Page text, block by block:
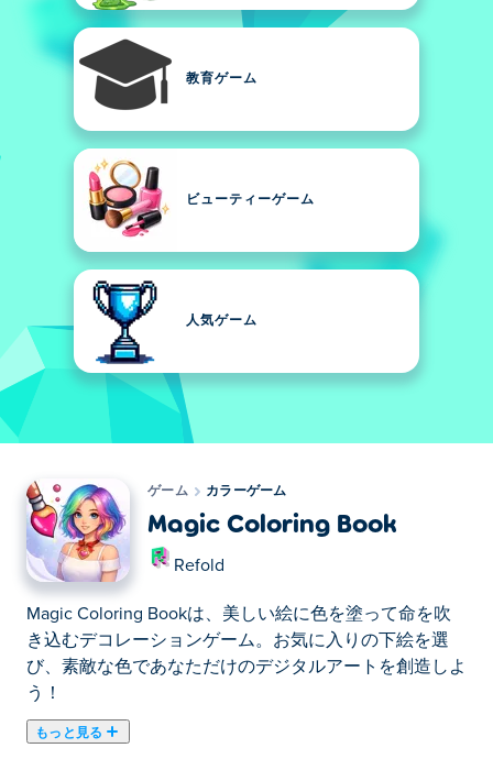
教育ゲーム
ビューティーゲーム
人気ゲーム
ゲーム カラーゲーム
Magic Coloring Book
Refold
Magic Coloring Bookは、美しい絵に色を塗って命を吹
き込むデコレーションゲーム。お気に入りの下絵を選
び、素敵な色であなただけのデジタルアートを創造しよ
う！
もっと見る